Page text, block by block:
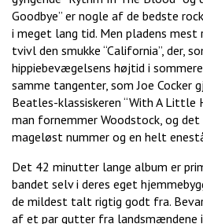
Goodbye” er nogle af de bedste
i meget lang tid. Men pladens mest
tvivl den smukke “California”, der,
hippiebevægelsens højtid i
samme tangenter, som Joe Cocker
Beatles-klassiskeren “With A Little
man fornemmer Woodstock, og
mageløst nummer og en helt
Det 42 minutter lange album er
bandet selv i deres eget
de mildest talt rigtig godt fra.
af et par gutter fra landsmændene